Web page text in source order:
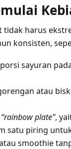
tidak harus
konsisten,
sayuran
atau
“rainbow plate”,
satu piring
smoothie